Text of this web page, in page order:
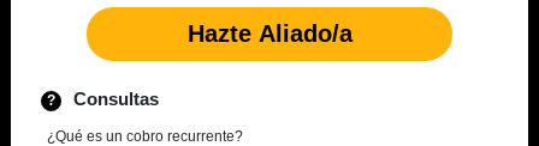
Consultas
¿Qué es un cobro recurrente?